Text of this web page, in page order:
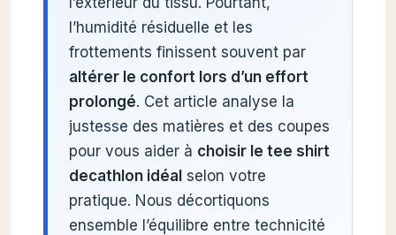
l’humidité résiduelle et les
frottements finissent souvent par
altérer le confort lors d’un effort
prolongé. Cet article analyse la
justesse des matières et des coupes
pour vous aider à choisir le tee shirt
decathlon idéalselon votre
pratique. Nous décortiquons
ensemble l’équilibre entre technicité